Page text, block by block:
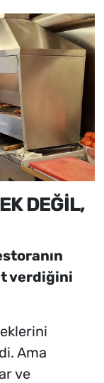
DEĞİL,
verdiğini
Ama
ve